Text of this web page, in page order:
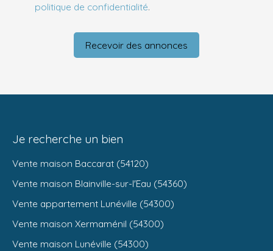
politique de confidentialité.
Recevoir des annonces
Je recherche un bien
Vente maison Baccarat (54120)
Vente maison Blainville-sur-l'Eau (54360)
Vente appartement Lunéville (54300)
Vente maison Xermaménil (54300)
Vente maison Lunéville (54300)